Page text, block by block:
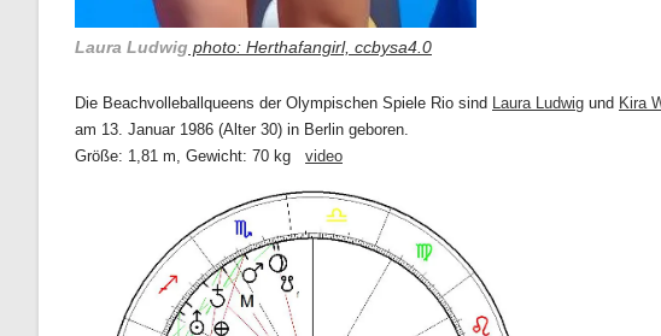
Laura Ludwig photo: Herthafangirl, ccbysa4.0
Die Beachvolleballqueens der Olympischen Spiele Rio sind Laura Ludwig und Kira
am 13. Januar 1986 (Alter 30) in Berlin geboren.
Größe: 1,81 m, Gewicht: 70 kg video